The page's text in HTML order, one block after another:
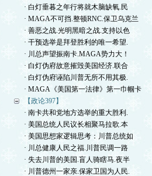
· 白灯垂暮之年行将就木脑缺氧.民
· MAGA不可挡.整顿RNC.保卫乌克兰
· 善恶之战.光明黑暗之战.支持以色
· 干预选举是拜登胜利的唯一希望.
· 川总声望振南卡.MAGA势力大！
· 白灯伪府故意摧毁美国经济.联合
· 白灯伪府诬陷川普无所不用其极.
· MAGA《美国第一法律》第一巾帼卡
【政论397】
· 南卡共和党地方选举的重大胜利.
· 美国总统人民议长相聚马拉歌.本
· 美国思想家逻辑思考：川普总统如
· 川总健康人民之福.川普民调一路
· 失去川普的美国.盲人骑瞎马.夜半
· 川普德州一家亲.保家卫国为人民.